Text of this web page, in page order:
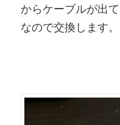
からケーブルが出
なので交換します。